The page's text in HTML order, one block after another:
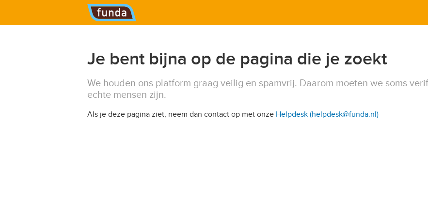
Hoofdmenu
Je bent bijna op de pagina die je zoekt
We houden ons platform graag veilig en spamvrij. Daarom moeten we soms
echte mensen zijn.
Als je deze pagina ziet, neem dan contact op met onze Helpdesk (helpdesk@funda.nl)